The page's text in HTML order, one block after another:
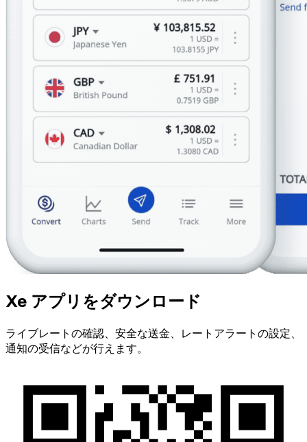
Xe アプリをダウンロード
ライブレートの確認、安全な送金、レートアラートの設定、
通知の受信などが行えます。